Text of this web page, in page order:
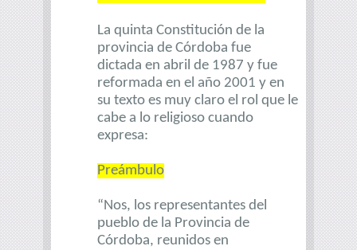
La quinta Constitución de la
provincia de Córdoba fue
dictada en abril de 1987 y fue
reformada en el año 2001 y en
su texto es muy claro el rol que le
cabe a lo religioso cuando
expresa:
Preámbulo
“Nos, los representantes del
pueblo de la Provincia de
Córdoba, reunidos en